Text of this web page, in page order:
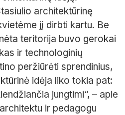
architektūrinę
jį dirbti kartu. Be
teritorija buvo gerokai
ir technologinių
peržiūrėti sprendinius,
idėja liko tokia pat:
jungtimi“, – apie
ir pedagogu